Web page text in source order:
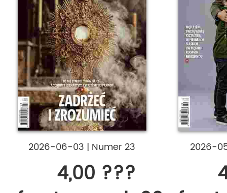
2026-06-03 | Numer 23
4,00 ???
2026-